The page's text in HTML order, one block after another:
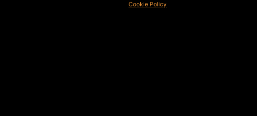
Cookie Policy